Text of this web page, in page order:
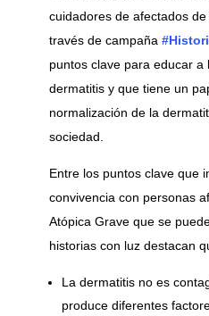
cuidadores de afectados
través de campaña
puntos clave para educar
dermatitis y que tiene un
normalización de la
sociedad.
Entre los puntos clave que
convivencia con personas
Atópica Grave que se
historias con luz destacan
La dermatitis no es
produce diferentes